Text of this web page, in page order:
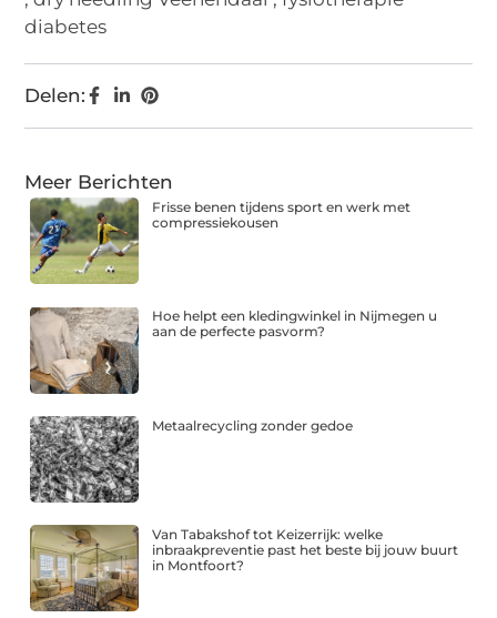
diabetes
Delen:
Meer Berichten
Frisse benen tijdens sport en werk met
compressiekousen
Hoe helpt een kledingwinkel in Nijmegen u
aan de perfecte pasvorm?
Metaalrecycling zonder gedoe
Van Tabakshof tot Keizerrijk: welke
inbraakpreventie past het beste bij jouw buurt
in Montfoort?